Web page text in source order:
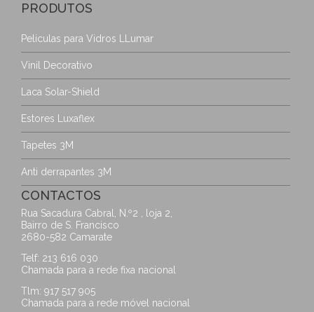
PRODUTOS
Peliculas para Vidros LLumar
Vinil Decorativo
Laca Solar-Shield
Estores Luxaflex
Tapetes 3M
Anti derrapantes 3M
CONTACTOS
Rua Sacadura Cabral, N.º2 , loja 2,
Bairro de S. Francisco
2680-582 Camarate
Telf: 213 616 030
Chamada para a rede fixa nacional
Tlm: 917 517 905
Chamada para a rede móvel nacional